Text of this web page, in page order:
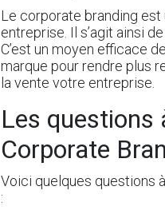
Le corporate branding est
entreprise. Il s’agit ainsi
C’est un moyen efficace
marque pour rendre plus
la vente votre entreprise.
Les questions
Corporate
Voici quelques questions
: